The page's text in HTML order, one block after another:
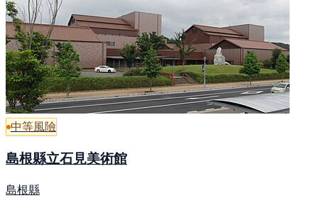
中等風險
島根縣立石見美術館
島根縣